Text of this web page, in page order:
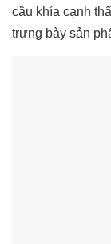
cầu khía cạnh
trưng bày sản